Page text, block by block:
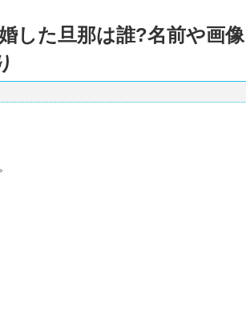
した旦那は誰?名前や画像